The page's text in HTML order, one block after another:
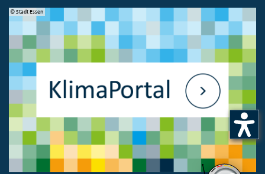
© Stadt Essen